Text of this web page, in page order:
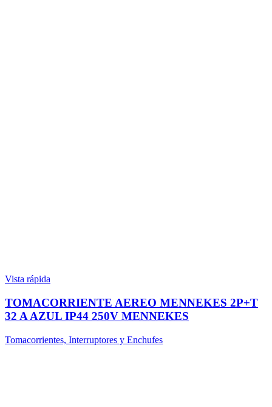
Vista rápida
TOMACORRIENTE AEREO MENNEKES 2P+T
32 A AZUL IP44 250V MENNEKES
Tomacorrientes, Interruptores y Enchufes